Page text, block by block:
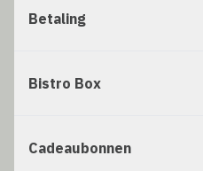
Betaling
Bistro Box
Cadeaubonnen